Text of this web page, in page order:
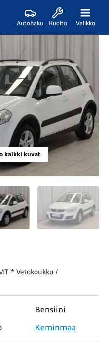
Autohaku Huolto Valikko
kaikki kuvat
* Vetokoukku /
Bensiini
Keminmaa